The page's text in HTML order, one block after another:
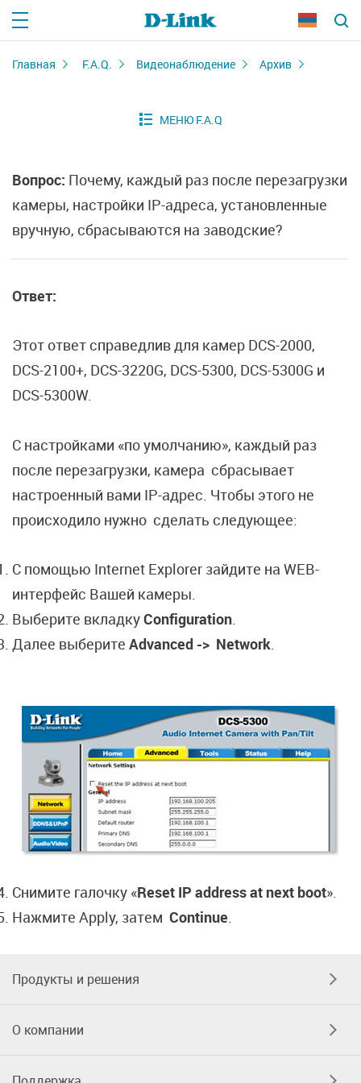
Главная F.A.Q. Видеонаблюдение Архив
Вопрос: Почему, каждый раз после перезагрузки
камеры, настройки IP-адреса, установленные
вручную, сбрасываются на заводские?
Ответ:
Этот ответ справедлив для камер DCS-2000,
DCS-2100+, DCS-3220G, DCS-5300, DCS-5300G и
DCS-5300W.
С настройками «по умолчанию», каждый раз
после перезагрузки, камера сбрасывает
настроенный вами IP-адрес. Чтобы этого не
происходило нужно сделать следующее:
С помощью Internet Explorer зайдите на WEB-
интерфейс Вашей камеры.
Выберите вкладкуConfiguration.
Далее выберите Advanced -> Network.
Снимите галочку «Reset IP address at next boot».
Нажмите Apply, затем Continue.
Продукты и решения
О компании